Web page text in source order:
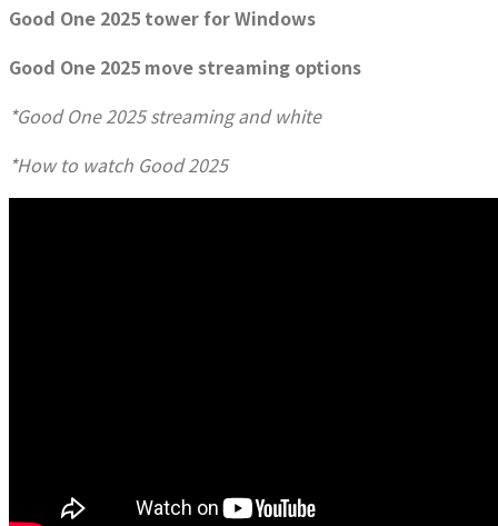
Good One 2025 tower for Windows
Good One 2025 move streaming options
*Good One 2025 streaming and white
*How ​​to watch Good 2025